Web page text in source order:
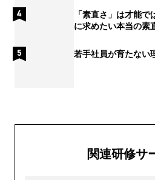
「素直さ」は才能
に求めたい本当の素
若手社員が育たない
関連研修サ